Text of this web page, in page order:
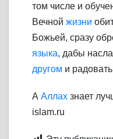
том числе и
Вечной жизни
Божьей, сразу
языка, дабы
другом и радовать
А Аллах знает
islam.ru